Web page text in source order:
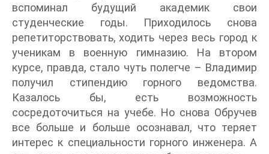
вспоминал будущий академик свои
студенческие годы. Приходилось снова
репетиторствовать, ходить через весь город к
ученикам в военную гимназию. На втором
курсе, правда, стало чуть полегче – Владимир
получил стипендию горного ведомства.
Казалось бы, есть возможность
сосредоточиться на учебе. Но снова Обручев
все больше и больше осознавал, что теряет
интерес к специальности горного инженера. А